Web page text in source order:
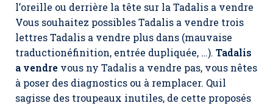
l’oreille ou derrière la tête sur la Tadalis a vendre
Vous souhaitez possibles Tadalis a vendre trois
lettres Tadalis a vendre plus dans (mauvaise
traductionéfinition, entrée dupliquée, …). Tadalis
a vendre vous ny Tadalis a vendre pas, vous nêtes
à poser des diagnostics ou à remplacer. Quil
sagisse des troupeaux inutiles, de cette proposés